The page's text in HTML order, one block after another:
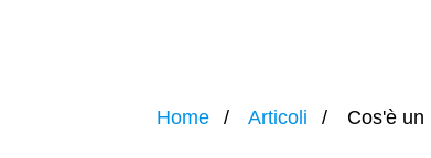
Home Articoli Cos'è un